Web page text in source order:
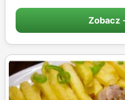
Zobacz